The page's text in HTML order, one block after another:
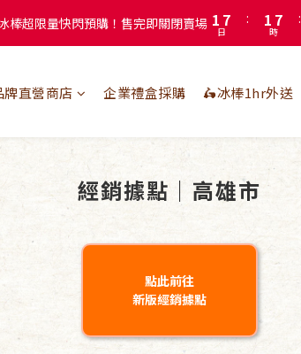
註冊會員即贈送50元購物金！會員首購滿千再折百
5
4
2
1
5
4
2
1
註冊會員即贈送50元購物金！會員首購滿千再折百
牌直營商店 企業禮盒採購 🛵冰棒1hr外送
經銷據點｜高雄市
點此前往
新版經銷據點